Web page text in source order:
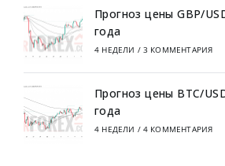
Прогноз цены GBP/
года
4 НЕДЕЛИ / 3 КОММЕНТАРИЯ
Прогноз цены BTC/
года
4 НЕДЕЛИ / 4 КОММЕНТАРИЯ